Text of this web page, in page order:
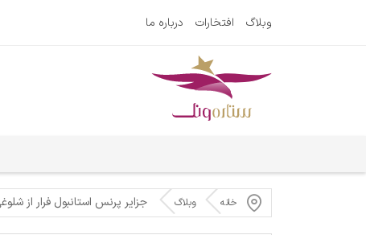
وبلاگ افتخارات درباره ما
خانه وبلاگ جزایر پرنس استانبول فرار از